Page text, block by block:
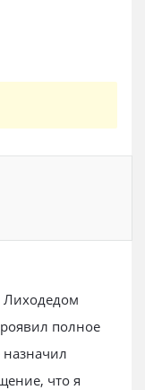
Лиходедом
полное
что я